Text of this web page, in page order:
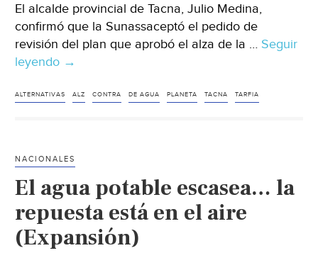
El alcalde provincial de Tacna, Julio Medina,
confirmó que la Sunassaceptó el pedido de
revisión del plan que aprobó el alza de la … Seguir
leyendo Municipalidad
Tacna
el
alza
tarifa
de
→
ALTERNATIVAS ALZ CONTRA DE AGUA PLANETA TACNA TARFIA
NACIONALES
El agua potable escasea… la
repuesta está en el aire
(Expansión)